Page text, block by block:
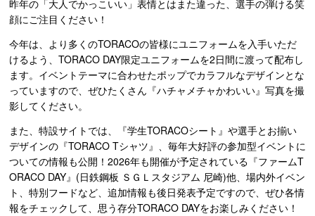
昨年の「大人でかっこいい」表情とはまた違った、選手の弾ける笑
顔にご注目ください！
今年は、より多くのTORACOの皆様にユニフォームを入手いただ
けるよう、TORACO DAY限定ユニフォームを2日間に渡って配布し
ます。イベントテーマに合わせたポップでカラフルなデザインとな
っていますので、ぜひたくさん『ハチャメチャかわいい』写真を撮
影してください。
また、特設サイトでは、『学生TORACOシート』や選手とお揃い
デザインの『TORACO Tシャツ』、毎年大好評の参加型イベントに
ついての情報も公開！2026年も開催が予定されている『ファームT
ORACO DAY』(日鉄鋼板 ＳＧＬスタジアム 尼崎)他、場内外イベン
ト、特別フードなど、追加情報も後日発表予定ですので、ぜひ各情
報をチェックして、思う存分TORACO DAYをお楽しみください！